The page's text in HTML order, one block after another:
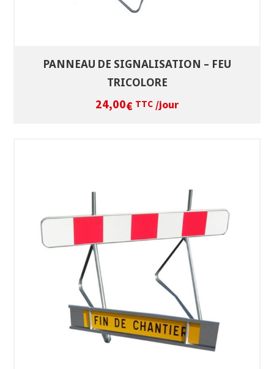
PANNEAU DE SIGNALISATION – FEU
TRICOLORE
24,00€ TTC /jour
SÉLECTIONNEZ LES DATES
VOIR LE PRODUIT